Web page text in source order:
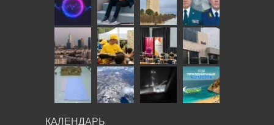
КАЛЕНДАРЬ